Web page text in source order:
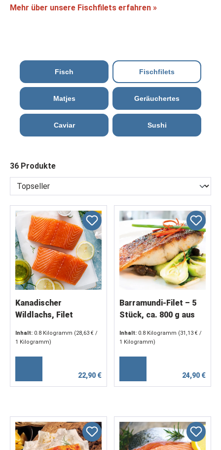
Mehr über unsere Fischfilets erfahren »
Fisch Fischfilets
Matjes Geräuchertes
Caviar Sushi
36 Produkte
Kanadischer
Wildlachs, Filet
Wildfang o. Haut
Inhalt: 0.8 Kilogramm (28,63 € /
1 Kilogramm)
22,90 €
Barramundi-Filet – 5
Stück, ca. 800 g aus
Aquakultur
Inhalt: 0.8 Kilogramm (31,13 € /
1 Kilogramm)
24,90 €